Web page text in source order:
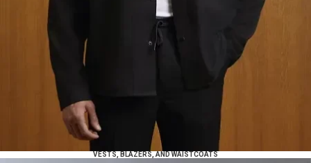
VESTS, BLAZERS, AND WAISTCOATS